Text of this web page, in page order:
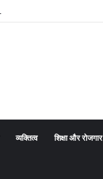
परियोजनाओं को मिली रफ्तार
व्यक्तित्व शिक्षा और रोजगार